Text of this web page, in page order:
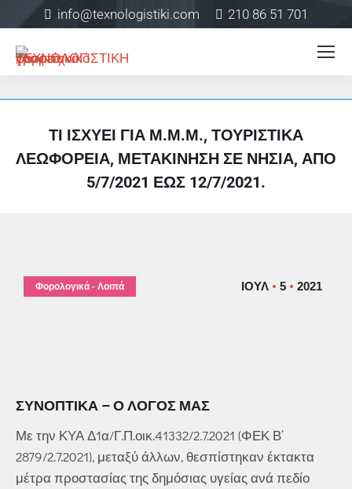
info@texnologistiki.com 210 86 51 701
ΤΙ ΙΣΧΎΕΙ ΓΙΑ Μ.Μ.Μ., ΤΟΥΡΙΣΤΙΚΆ
ΛΕΩΦΟΡΕΊΑ, ΜΕΤΑΚΊΝΗΣΗ ΣΕ ΝΗΣΙΆ, ΑΠΌ
5/7/2021 ΈΩΣ 12/7/2021.
ΙΟΎΛ 5 2021
Φορολογικά - Λοιπά
ΣΥΝΟΠΤΙΚΆ – Ο ΛΌΓΟΣ ΜΑΣ
Με την ΚΥΑ Δ1α/Γ.Π.οικ.41332/2.7.2021 (ΦΕΚ Β’
2879/2.7.2021), μεταξύ άλλων, θεσπίστηκαν έκτακτα
μέτρα προστασίας της δημόσιας υγείας ανά πεδίο